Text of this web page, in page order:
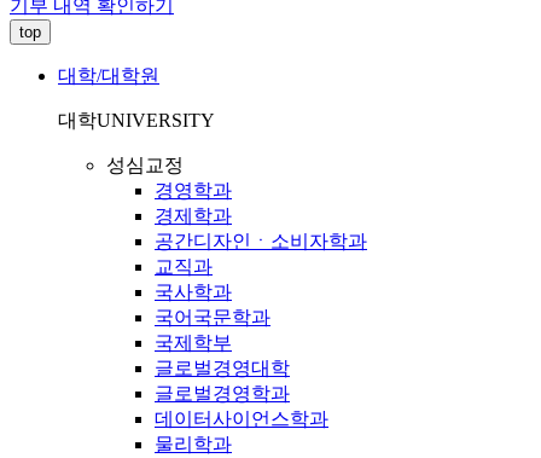
기부 내역 확인하기
top
대학/대학원
대학UNIVERSITY
성심교정
경영학과
경제학과
공간디자인ㆍ소비자학과
교직과
국사학과
국어국문학과
국제학부
글로벌경영대학
글로벌경영학과
데이터사이언스학과
물리학과